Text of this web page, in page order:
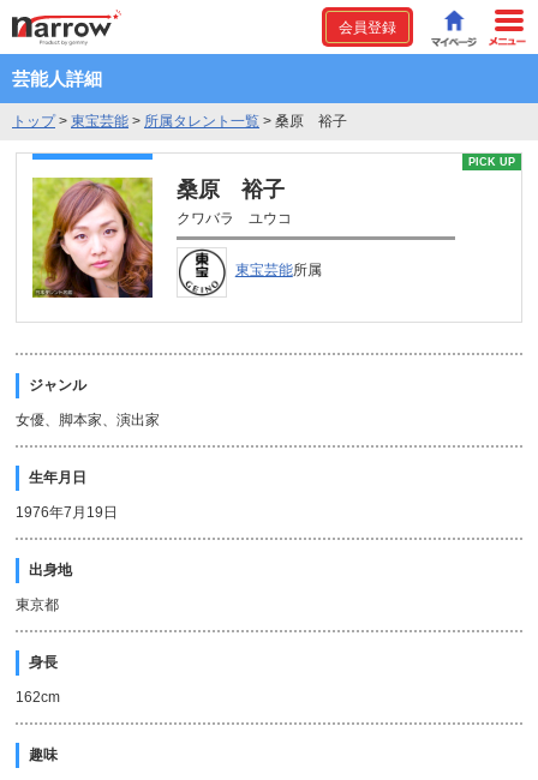
会員登録
芸能人詳細
トップ> 東宝芸能 > 所属タレント一覧 > 桑原 裕子
PICK UP
桑原 裕子
クワバラ ユウコ
東宝芸能所属
ジャンル
女優、脚本家、演出家
生年月日
1976年7月19日
出身地
東京都
身長
162cm
趣味